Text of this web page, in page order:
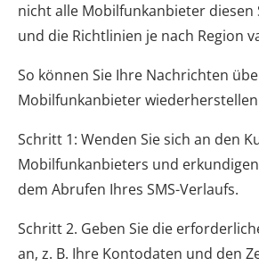
nicht alle Mobilfunkanbieter diesen
und die Richtlinien je nach Region
So können Sie Ihre Nachrichten
Mobilfunkanbieter
Schritt 1: Wenden Sie sich an den
Mobilfunkanbieters und
dem Abrufen Ihres SMS-Verlaufs.
Schritt 2. Geben Sie die
an, z. B. Ihre Kontodaten und den